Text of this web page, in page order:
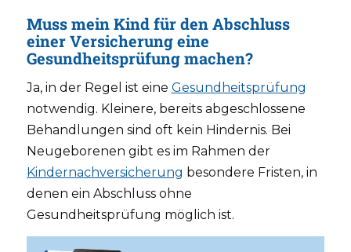
Muss mein Kind für den Abschluss
einer Versicherung eine
Gesundheitsprüfung machen?
Ja, in der Regel ist eine Gesundheitsprüfung
notwendig. Kleinere, bereits abgeschlossene
Behandlungen sind oft kein Hindernis. Bei
Neugeborenen gibt es im Rahmen der
Kindernachversicherung besondere Fristen, in
denen ein Abschluss ohne
Gesundheitsprüfung möglich ist.